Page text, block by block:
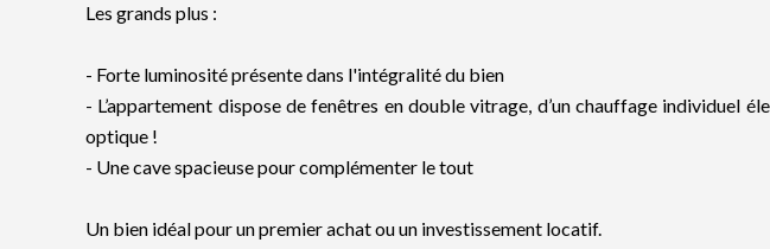
Les grands plus :
- Forte luminosité présente dans l'intégralité du bien
- L’appartement dispose de fenêtres en double vitrage, d’un chauffage individuel
optique !
- Une cave spacieuse pour complémenter le tout
Un bien idéal pour un premier achat ou un investissement locatif.